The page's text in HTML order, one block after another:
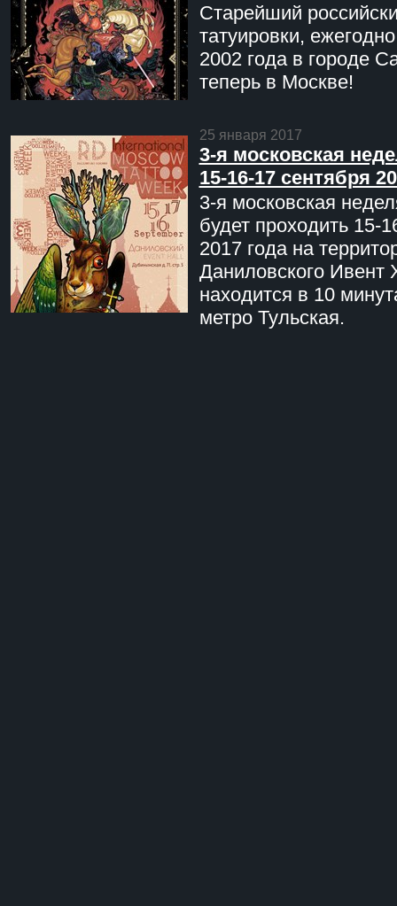
Старейший
татуировки,
2002 года в городе
теперь в Москве!
25 января 2017
3-я московская
15-16-17 сентября
3-я московская
будет проходить 15-
2017 года на
Даниловского Ивент
находится в 10
метро Тульская.